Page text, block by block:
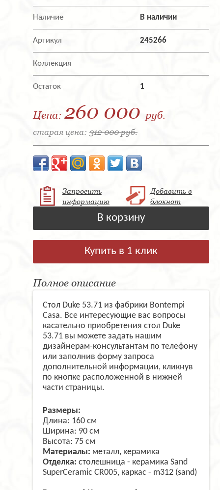
Наличие В наличии
Артикул 245266
Коллекция
Остаток 1
Цена: 260 000 руб.
старая цена: 312 000 руб.
Запросить
информацию
Добавить в
блокнот
В корзину
Купить в 1 клик
Полное описание
Стол Duke 53.71 из фабрики Bontempi
Casa. Все интересующие вас вопросы
касательно приобретения стол Duke
53.71 вы можете задать нашим
дизайнерам-консультантам по телефону
или заполнив форму запроса
дополнительной информации, кликнув
по кнопке расположенной в нижней
части страницы.
Размеры:
Длина: 160 см
Ширина: 90 см
Высота: 75 см
Материалы: металл, керамика
Отделка: столешница - керамика Sand
SuperCeramic CR005, каркас - m312 (sand)